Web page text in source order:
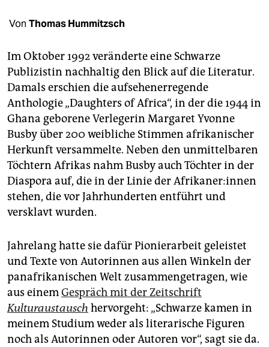
unterstützen
abo
genossenschaft
epaper login
Von Thomas Hummitzsch
Im Oktober 1992 veränderte eine Schwarze
Publizistin nachhaltig den Blick auf die Literatur.
Damals erschien die aufsehenerregende
Anthologie „Daughters of Africa“, in der die 1944 in
Ghana geborene Verlegerin Margaret Yvonne
Busby über 200 weibliche Stimmen afrikanischer
Herkunft versammelte. Neben den unmittelbaren
Töchtern Afrikas nahm Busby auch Töchter in der
Diaspora auf, die in der Linie der Afri­ka­ne­r:in­nen
stehen, die vor Jahrhunderten entführt und
versklavt wurden.
Jahrelang hatte sie dafür Pionierarbeit geleistet
und Texte von Autorinnen aus allen Winkeln der
panafrikanischen Welt zusammengetragen, wie
aus einemGespräch mit der Zeitschrift
Kulturaustausch hervorgeht: „Schwarze kamen in
meinem Studium weder als literarische Figuren
noch als Autorinnen oder Autoren vor“, sagt sie da.